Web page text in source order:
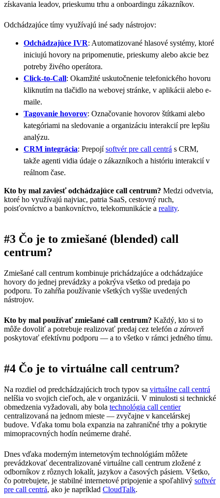
získavania leadov, prieskumu trhu a onboardingu zákazníkov.
Odchádzajúce tímy využívajú iné sady nástrojov:
Odchádzajúce IVR: Automatizované hlasové systémy, ktoré
iniciujú hovory na pripomenutie, prieskumy alebo akcie bez
potreby živého operátora.
Click-to-Call: Okamžité uskutočnenie telefonického hovoru
kliknutím na tlačidlo na webovej stránke, v aplikácii alebo e-
maile.
Tagovanie hovorov: Označovanie hovorov štítkami alebo
kategóriami na sledovanie a organizáciu interakcií pre lepšiu
analýzu.
CRM integrácia: Prepojísoftvér pre call centrá s CRM,
takže agenti vidia údaje o zákazníkoch a históriu interakcií v
reálnom čase.
Kto by mal zaviesť odchádzajúce call centrum? Medzi odvetvia,
ktoré ho využívajú najviac, patria SaaS, cestovný ruch,
poisťovníctvo a bankovníctvo, telekomunikácie a reality.
#3 Čo je to zmiešané (blended) call
centrum?
Zmiešané call centrum kombinuje prichádzajúce a odchádzajúce
hovory do jednej prevádzky a pokrýva všetko od predaja po
podporu. To zahŕňa používanie všetkých vyššie uvedených
nástrojov.
Kto by mal používať zmiešané call centrum? Každý, kto si to
môže dovoliť a potrebuje realizovať predaj cez telefón a zároveň
poskytovať efektívnu podporu — a to všetko v rámci jedného tímu.
#4 Čo je to virtuálne call centrum?
Na rozdiel od predchádzajúcich troch typov sa virtuálne call centrá
nelíšia vo svojich cieľoch, ale v organizácii. V minulosti si technické
obmedzenia vyžadovali, aby bola technológia call centier
centralizovaná na jednom mieste — zvyčajne v kancelárskej
budove. Vďaka tomu bola expanzia na zahraničné trhy a pokrytie
mimopracovných hodín neúmerne drahé.
Dnes vďaka moderným internetovým technológiám môžete
prevádzkovať decentralizované virtuálne call centrum zložené z
odborníkov z rôznych lokalít, jazykov a časových pásiem. Všetko,
čo potrebujete, je stabilné internetové pripojenie a spoľahlivý softvér
pre call centrá, ako je napríklad CloudTalk.